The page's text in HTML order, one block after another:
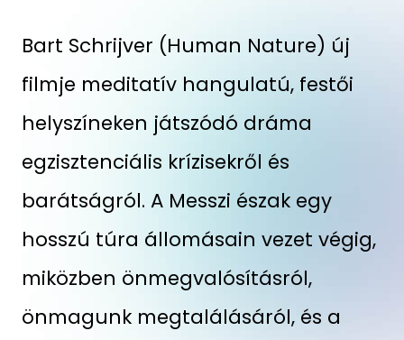
Bart Schrijver (Human Nature) új
filmje meditatív hangulatú, festői
helyszíneken játszódó dráma
egzisztenciális krízisekről és
barátságról. A Messzi észak egy
hosszú túra állomásain vezet végig,
miközben önmegvalósításról,
önmagunk megtalálásáról, és a